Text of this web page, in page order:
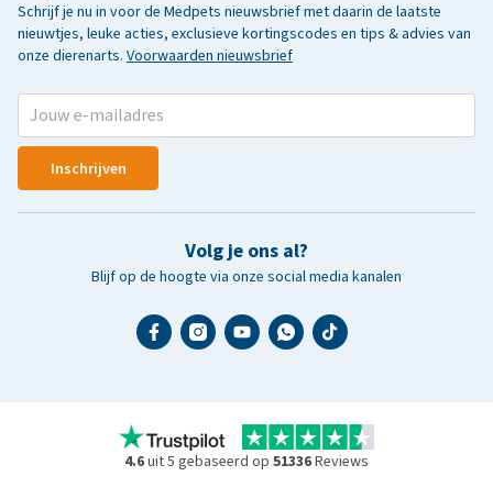
Schrijf je nu in voor de Medpets nieuwsbrief met daarin de laatste
nieuwtjes, leuke acties, exclusieve kortingscodes en tips & advies van
onze dierenarts. Voorwaarden nieuwsbrief
Inschrijven
Volg je ons al?
Blijf op de hoogte via onze social media kanalen
4.6uit 5 gebaseerd op 51336Reviews